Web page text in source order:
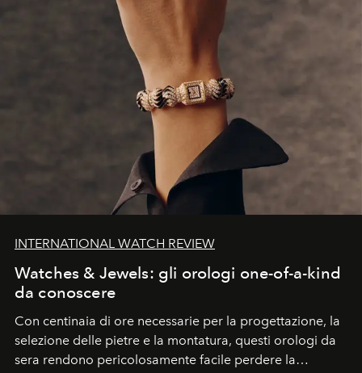
INTERNATIONAL WATCH REVIEW
Watches & Jewels: gli orologi one-of-a-kind
da conoscere
Con centinaia di ore necessarie per la progettazione, la
selezione delle pietre e la montatura, questi orologi da
sera rendono pericolosamente facile perdere la